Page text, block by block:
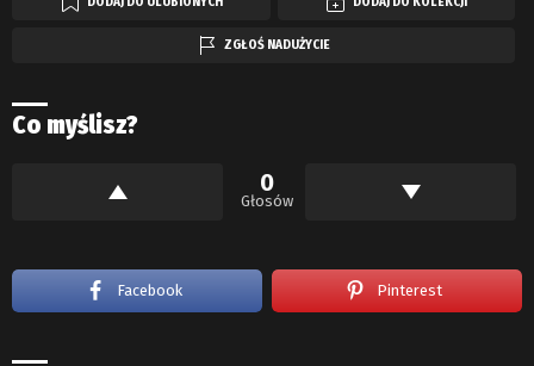
ZGŁOŚ NADUŻYCIE
Co myślisz?
0
Głosów
Facebook Pinterest